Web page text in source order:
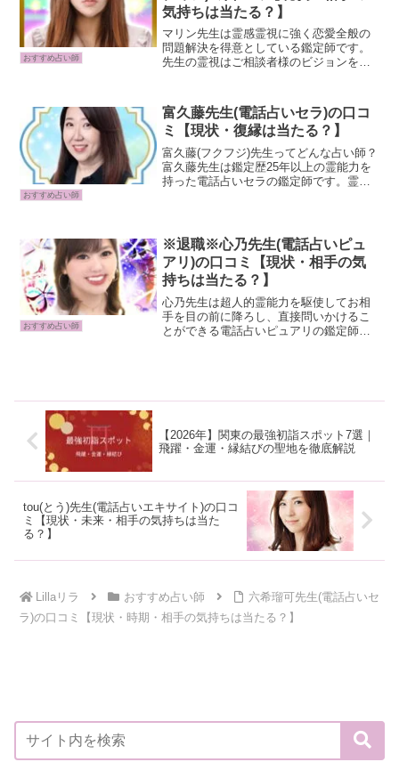
おすすめ占い師
気持ちは当たる？】
マリン先生は霊感霊視に強く恋愛全般の
問題解決を得意としている鑑定師です。
先生の霊視はご相談者様のビジョンを鮮
気持ちが知りたい」「行動するタイミン
グは？」「運命の相手と出...
おすすめ占い師
富久藤先生(電話占いセラ)の口コ
ミ【現状・復縁は当たる？】
富久藤(フクフジ)先生ってどんな占い師？
富久藤先生は鑑定歴25年以上の霊能力を
持った電話占いセラの鑑定師です。霊
てきた経験から、相...
おすすめ占い師
※退職※心乃先生(電話占いピュ
アリ)の口コミ【現状・相手の気
持ちは当たる？】
心乃先生は超人的霊能力を駆使してお相
手を目の前に降ろし、直接問いかけるこ
とができる電話占いピュアリの鑑定師で
【2026年】関東の最強初詣スポット7選｜
飛躍・金運・縁結びの聖地を徹底解説
tou(とう)先生(電話占いエキサイト)の口コ
ミ【現状・未来・相手の気持ちは当た
る？】
Lillaリラ おすすめ占い師
六希瑠可先生(電話占いセ
ラ)の口コミ【現状・時期・相手の気持ちは当たる？】